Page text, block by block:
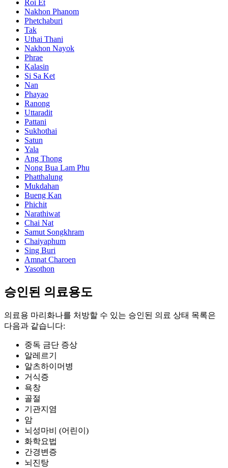
Roi Et
Nakhon Phanom
Phetchaburi
Tak
Uthai Thani
Nakhon Nayok
Phrae
Kalasin
Si Sa Ket
Nan
Phayao
Ranong
Uttaradit
Pattani
Sukhothai
Satun
Yala
Ang Thong
Nong Bua Lam Phu
Phatthalung
Mukdahan
Bueng Kan
Phichit
Narathiwat
Chai Nat
Samut Songkhram
Chaiyaphum
Sing Buri
Amnat Charoen
Yasothon
승인된 의료용도
의료용 마리화나를 처방할 수 있는 승인된 의료 상태 목록은
다음과 같습니다:
중독 금단 증상
알레르기
알츠하이머병
거식증
욕창
골절
기관지염
암
뇌성마비 (어린이)
화학요법
간경변증
뇌진탕